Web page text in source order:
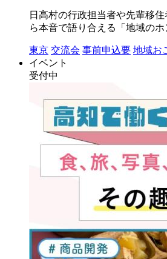
日高村の行政担当者や先輩移
ら本音で語り合える「地域の
東京 交流会 事前申込要 地域お
イベント
受付中